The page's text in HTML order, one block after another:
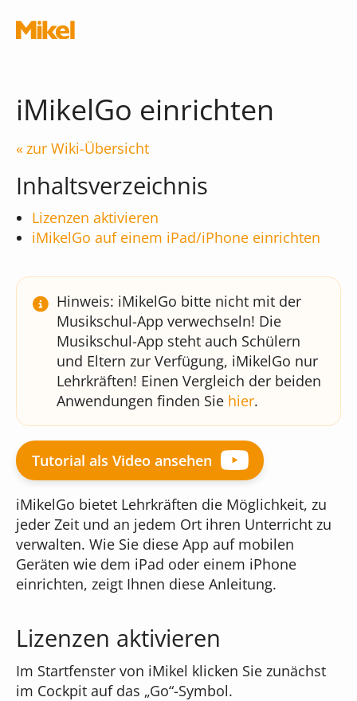
Module
Schnittstellen
Terminal
Online-Formulare
Cloudversion
Was kostet iMikel?
Die Musikschul-App
Was kostet die App?
Versionshinweise
Chatbot
Verwaltungsassistent
Bildgenerierung
Textbearbeitung
Preisübersicht
iMikel
Musikschul-App
für Administratoren
für Webdesigner
Unser Team
Unser Gebäude
Das sagen unsere Kunden
iMikelGo einrichten
zur Wiki-Übersicht
Inhaltsverzeichnis
Lizenzen aktivieren
iMikelGo auf einem iPad/iPhone einrichten
Hinweis: iMikelGo bitte nicht mit der
Musikschul-App verwechseln! Die
Musikschul-App steht auch Schülern
und Eltern zur Verfügung, iMikelGo nur
Lehrkräften! Einen Vergleich der beiden
Anwendungen finden Sie hier.
Tutorial als Video ansehen
iMikelGo bietet Lehrkräften die Möglichkeit, zu
jeder Zeit und an jedem Ort ihren Unterricht zu
verwalten. Wie Sie diese App auf mobilen
Geräten wie dem iPad oder einem iPhone
einrichten, zeigt Ihnen diese Anleitung.
Lizenzen aktivieren
Im Startfenster von iMikel klicken Sie zunächst
im Cockpit auf das „Go“-Symbol.